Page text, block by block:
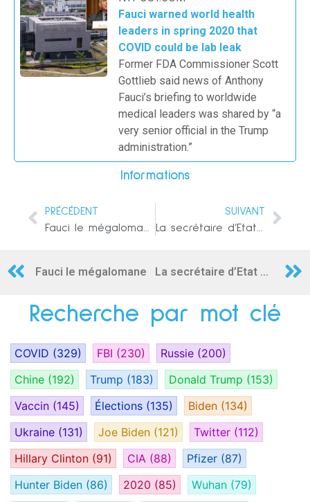
Fauci warned world health
leaders in spring 2020 that
COVID could be lab leak
Former FDA Commissioner Scott
Gottlieb said news of Anthony
Fauci’s briefing to worldwide
medical leaders was shared by “a
very senior official in the Trump
administration.”
Informations
PRÉCÉDENT
SUIVANT
Fauci le mégalomane La secrétaire d’Etat à l’énergie affirme que des ennemis sont capables de couper le réseau électrique américain (pensez blackout)
Recherche par mot clé
COVID (329) FBI (230) Russie (200)
Chine (192) Trump (183) Donald Trump (153)
Vaccin (145) Élections (135) Biden (134)
Ukraine (131) Joe Biden (121) Twitter (112)
Hillary Clinton (91) CIA (88) Pfizer (87)
Hunter Biden (86) 2020 (85) Wuhan (79)